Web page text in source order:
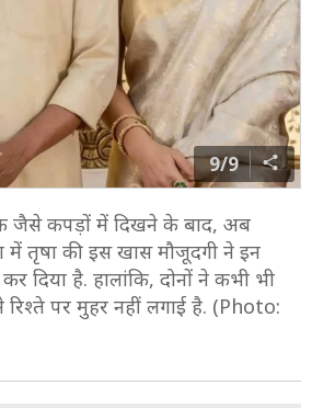
9/9
जैसे कपड़ों में दिखने के बाद, अब
में तृषा की इस खास मौजूदगी ने इन
दिया है. हालांकि, दोनों ने कभी भी
पर मुहर नहीं लगाई है. (Photo: